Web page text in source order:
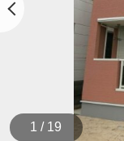
1 / 19